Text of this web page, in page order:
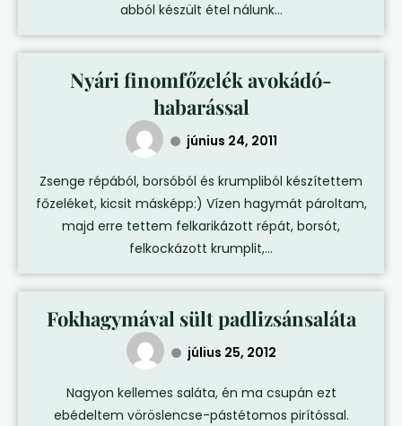
abból készült étel nálunk...
Nyári finomfőzelék avokádó-
habarással
június 24, 2011
Zsenge répából, borsóból és krumpliból készítettem
főzeléket, kicsit másképp:) Vízen hagymát pároltam,
majd erre tettem felkarikázott répát, borsót,
felkockázott krumplit,...
Fokhagymával sült padlizsánsaláta
július 25, 2012
Nagyon kellemes saláta, én ma csupán ezt
ebédeltem vöröslencse-pástétomos pirítóssal.